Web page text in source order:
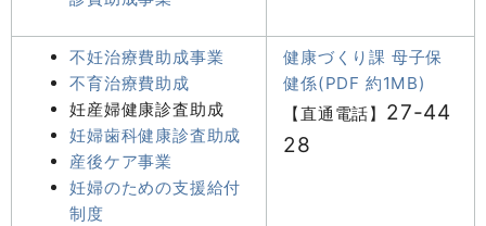
不妊治療費助成事業
不育治療費助成
妊産婦健康診査助成
妊婦歯科健康診査助成
産後ケア事業
妊婦のための支援給付
制度
健康づくり課 母子保
健係(PDF 約1MB)
【直通電話】 27-44
28